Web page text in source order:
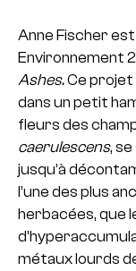
Anne Fischer
Environnement
Ashes.Ce projet
dans un petit
fleurs des
caerulescens,
jusqu’à
l’une des plus
herbacées, que
métaux lourds